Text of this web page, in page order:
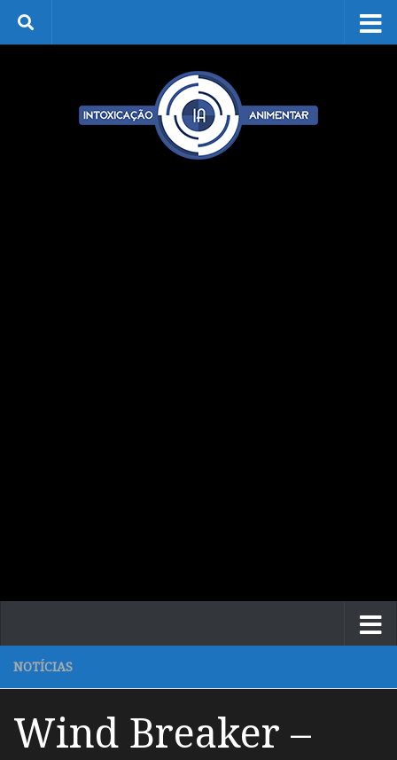
Skip to content
NOTÍCIAS
Wind Breaker –